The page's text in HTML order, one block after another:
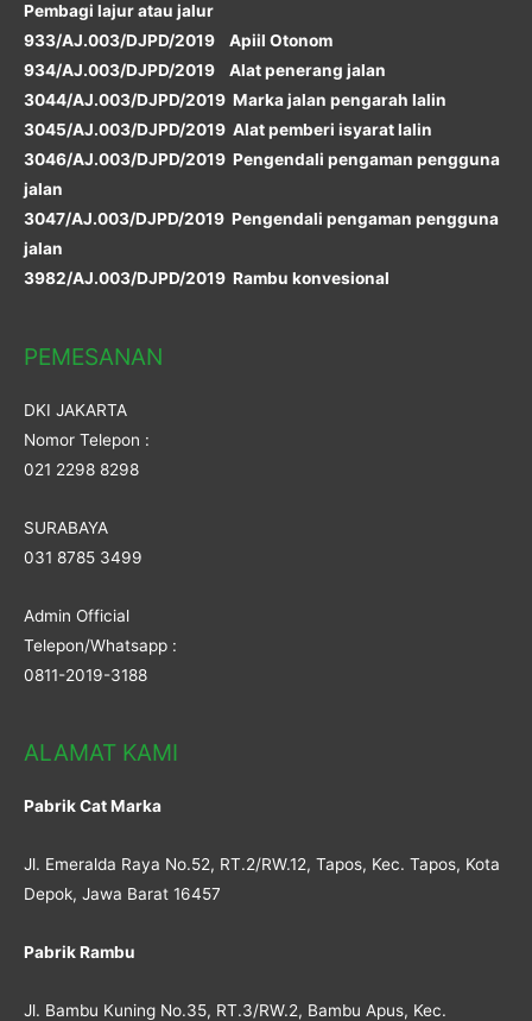
Pembagi lajur atau jalur
933/AJ.003/DJPD/2019 Apiil Otonom
934/AJ.003/DJPD/2019 Alat penerang jalan
3044/AJ.003/DJPD/2019 Marka jalan pengarah lalin
3045/AJ.003/DJPD/2019 Alat pemberi isyarat lalin
3046/AJ.003/DJPD/2019 Pengendali pengaman pengguna
jalan
3047/AJ.003/DJPD/2019 Pengendali pengaman pengguna
jalan
3982/AJ.003/DJPD/2019 Rambu konvesional
PEMESANAN
DKI JAKARTA
Nomor Telepon :
021 2298 8298
SURABAYA
031 8785 3499
Admin Official
Telepon/Whatsapp :
0811-2019-3188
ALAMAT KAMI
Pabrik Cat Marka
Jl. Emeralda Raya No.52, RT.2/RW.12, Tapos, Kec. Tapos, Kota
Depok, Jawa Barat 16457
Pabrik Rambu
Jl. Bambu Kuning No.35, RT.3/RW.2, Bambu Apus, Kec.